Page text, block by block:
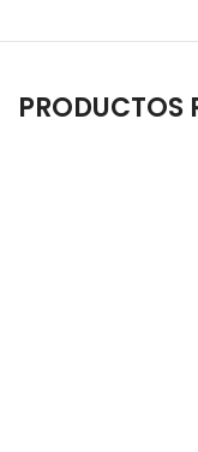
PRODUCTOS